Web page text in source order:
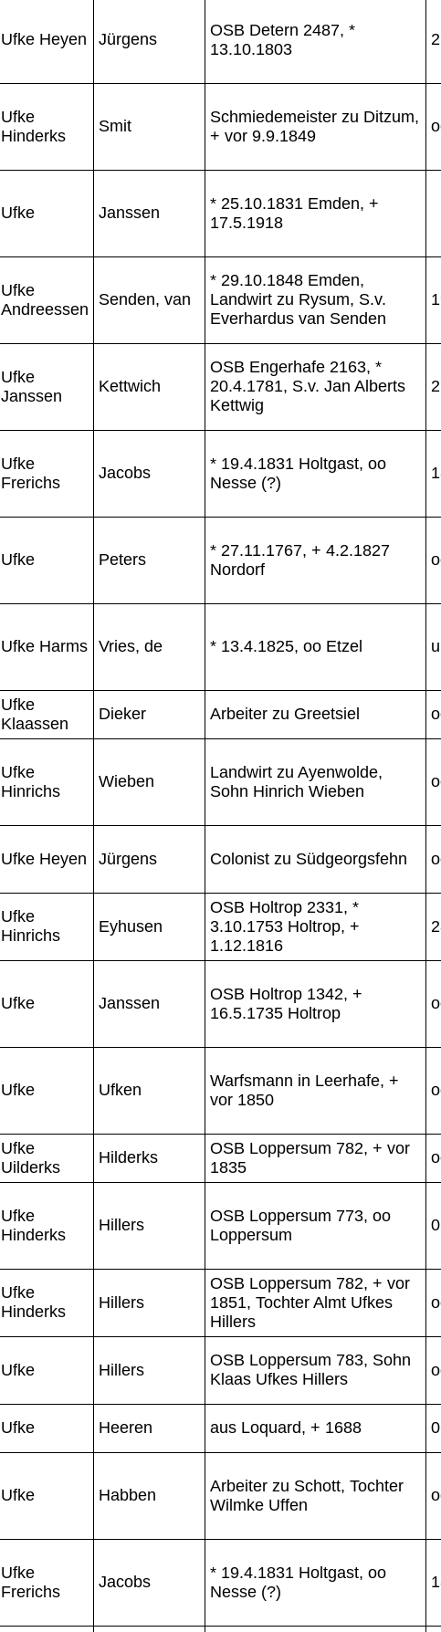
Ufke Heyen Jürgens
OSB Detern 2487, *
13.10.1803
Ufke
Hinderks
Smit
Schmiedemeister zu Ditzum,
+ vor 9.9.1849
Ufke Janssen
* 25.10.1831 Emden, +
17.5.1918
Ufke
Andreessen
Senden, van
* 29.10.1848 Emden,
Landwirt zu Rysum, S.v.
Everhardus van Senden
Ufke
Janssen
Kettwich
OSB Engerhafe 2163, *
20.4.1781, S.v. Jan Alberts
Kettwig
Ufke
Frerichs
Jacobs
* 19.4.1831 Holtgast, oo
Nesse (?)
Ufke Peters
* 27.11.1767, + 4.2.1827
Nordorf
Ufke Harms Vries, de * 13.4.1825, oo Etzel
Ufke
Klaassen
Dieker Arbeiter zu Greetsiel
Ufke
Hinrichs
Wieben
Landwirt zu Ayenwolde,
Sohn Hinrich Wieben
Ufke Heyen Jürgens Colonist zu Südgeorgsfehn
Ufke
Hinrichs
Eyhusen
OSB Holtrop 2331, *
3.10.1753 Holtrop, +
1.12.1816
Ufke Janssen
OSB Holtrop 1342, +
16.5.1735 Holtrop
Ufke Ufken
Warfsmann in Leerhafe, +
vor 1850
Ufke
Uilderks
Hilderks
OSB Loppersum 782, + vor
1835
Ufke
Hinderks
Hillers
OSB Loppersum 773, oo
Loppersum
Ufke
Hinderks
Hillers
OSB Loppersum 782, + vor
1851, Tochter Almt Ufkes
Hillers
Ufke Hillers
OSB Loppersum 783, Sohn
Klaas Ufkes Hillers
Ufke Heeren aus Loquard, + 1688
Ufke Habben
Arbeiter zu Schott, Tochter
Wilmke Uffen
Ufke
Frerichs
Jacobs
* 19.4.1831 Holtgast, oo
Nesse (?)